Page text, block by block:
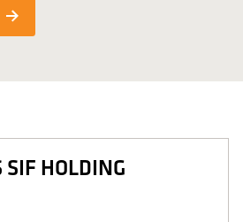
SIF HOLDING